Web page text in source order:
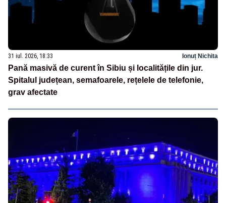
31 iul. 2026, 18:33 Ionuț Nichita
Pană masivă de curent în Sibiu și localitățile din jur.
Spitalul județean, semafoarele, rețelele de telefonie,
grav afectate